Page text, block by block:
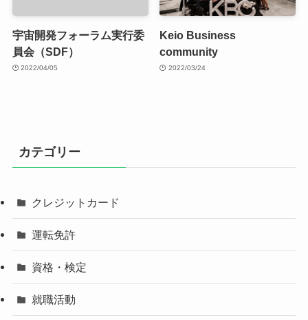
宇宙開発フォーラム実行委
員会（SDF）
2022/04/05
Keio Business
community
2022/03/24
カテゴリー
クレジットカード
運転免許
資格・検定
就職活動